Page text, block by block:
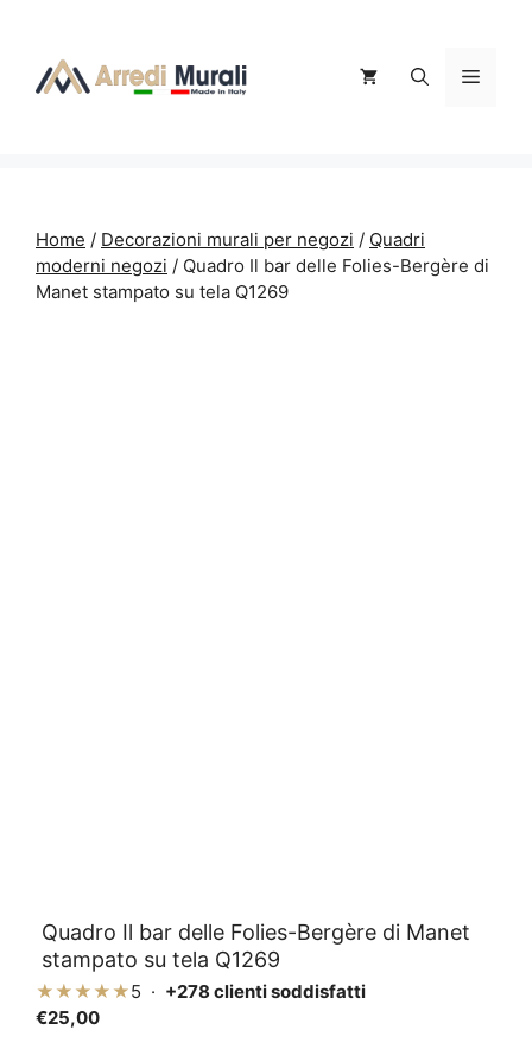
contenuto
Menu
Home / Decorazioni murali per negozi / Quadri
moderni negozi / Quadro Il bar delle Folies-Bergère di
Manet stampato su tela Q1269
Quadro Il bar delle Folies-Bergère di Manet
stampato su tela Q1269
★★★★★5 · +278 clienti soddisfatti
€25,00